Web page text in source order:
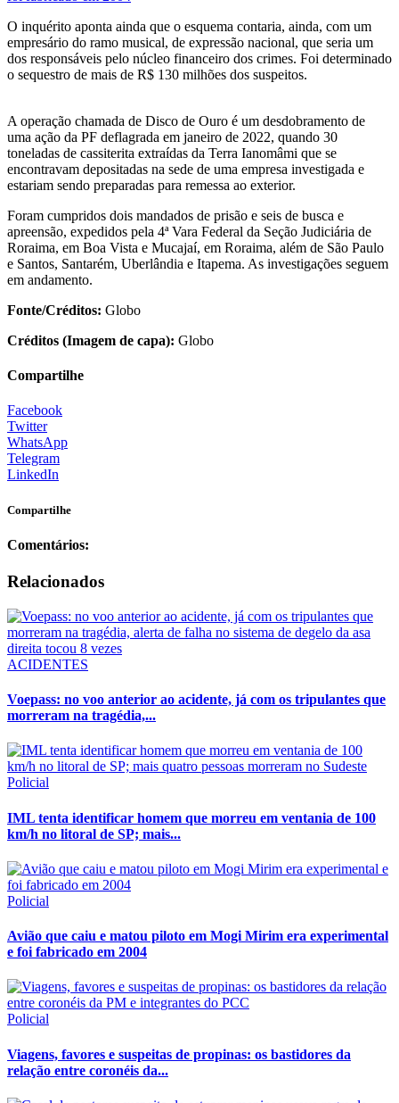
O inquérito aponta ainda que o esquema contaria, ainda, com um
empresário do ramo musical, de expressão nacional, que seria um
dos responsáveis pelo núcleo financeiro dos crimes. Foi determinado
o sequestro de mais de R$ 130 milhões dos suspeitos.
A operação chamada de Disco de Ouro é um desdobramento de
uma ação da PF deflagrada em janeiro de 2022, quando 30
toneladas de cassiterita extraídas da Terra Ianomâmi que se
encontravam depositadas na sede de uma empresa investigada e
estariam sendo preparadas para remessa ao exterior.
Foram cumpridos dois mandados de prisão e seis de busca e
apreensão, expedidos pela 4ª Vara Federal da Seção Judiciária de
Roraima, em Boa Vista e Mucajaí, em Roraima, além de São Paulo
e Santos, Santarém, Uberlândia e Itapema. As investigações seguem
em andamento.
Fonte/Créditos: Globo
Créditos (Imagem de capa): Globo
Compartilhe
Facebook
Twitter
WhatsApp
Telegram
LinkedIn
Compartilhe
Comentários:
Relacionados
ACIDENTES
Voepass: no voo anterior ao acidente, já com os tripulantes que
morreram na tragédia,...
Policial
IML tenta identificar homem que morreu em ventania de 100
km/h no litoral de SP; mais...
Policial
Avião que caiu e matou piloto em Mogi Mirim era experimental
e foi fabricado em 2004
Policial
Viagens, favores e suspeitas de propinas: os bastidores da
relação entre coronéis da...